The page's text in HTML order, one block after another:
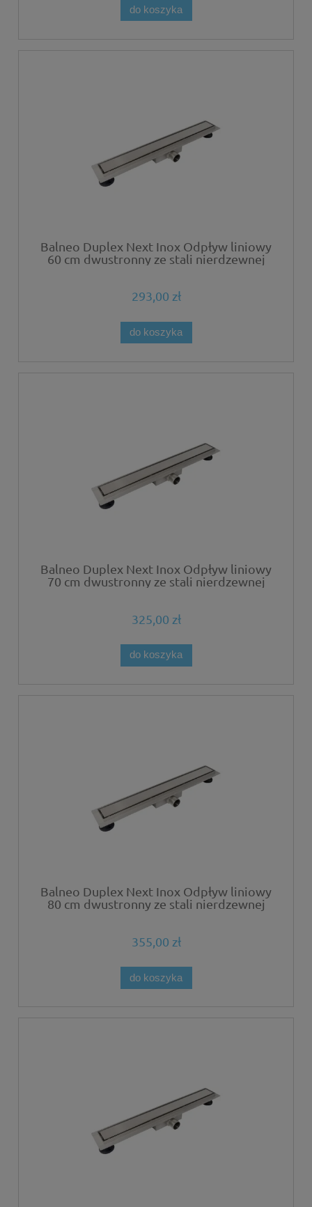
do koszyka
Balneo Duplex Next Inox Odpływ liniowy
60 cm dwustronny ze stali nierdzewnej
293,00 zł
do koszyka
Balneo Duplex Next Inox Odpływ liniowy
70 cm dwustronny ze stali nierdzewnej
325,00 zł
do koszyka
Balneo Duplex Next Inox Odpływ liniowy
80 cm dwustronny ze stali nierdzewnej
355,00 zł
do koszyka